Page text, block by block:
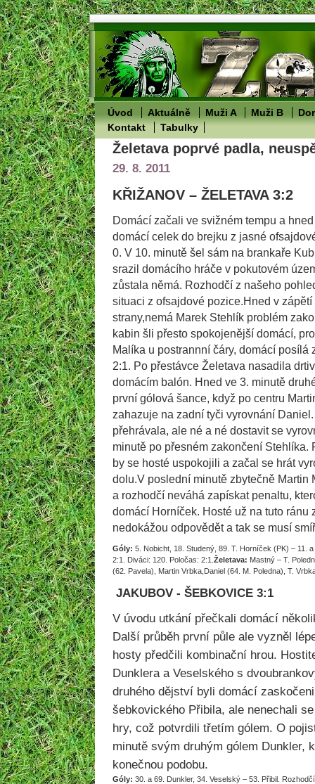
Úvod Aktuálně Muži A Muži B
Kontakt
Tabulky
Želetava poprvé padla,
29. 8. 2011
KŘIŽANOV – ŽELETAVA 3:2
Domácí začali ve svižném tempu a
domácí celek do brejku z jasné
0. V 10. minutě šel sám na brankaře
srazil domácího hráče v pokutovém
zůstala němá. Rozhodčí z našeho
situaci z ofsajdové pozice.Hned v
strany,nemá Marek Stehlík problém
kabin šli přesto spokojenější domácí,
Malíka u postrannní čáry, domácí posílá
2:1. Po přestávce Želetava nasadila
domácím balón. Hned ve 3. minutě
první gólová šance, když po centru
zahazuje na zadní tyči vyrovnání
přehrávala, ale né a né dostavit se
minutě po přesném zakončení Stehlíka.
by se hosté uspokojili a začal se hrát
dolu.V poslední minutě zbytečně Martin
a rozhodčí neváhá zapískat penaltu,
domácí Horníček. Hosté už na tuto ránu
nedokážou odpovědět a tak se musí
Góly: 5. Nobicht, 18. Studený, 89. T. Horníček (PK) – 11.
2:1. Diváci: 120. Poločas: 2:1. Želetava: Mastný – T.
(62. Pavela), Martin Vrbka,Daniel (64. M. Poledna), T.
JAKUBOV - ŠEBKOVICE 3:1
V úvodu utkání přečkali domácí
Další průběh první půle ale vyzněl
hosty předčili kombinační hrou.
Dunklera a Veselského s
druhého dějství byli domácí
šebkovického Přibila, ale nenechali
hry, což potvrdili třetím gólem. O
minutě svým druhým gólem Dunkler,
konečnou podobu.
Góly: 30. a 69. Dunkler, 34. Veselský – 53. Přibil.